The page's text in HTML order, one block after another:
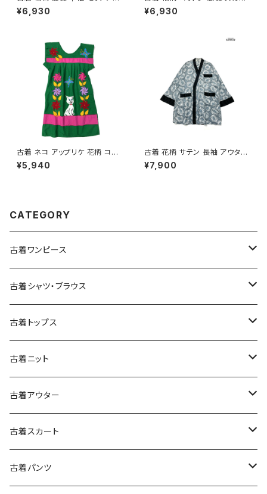
プ 青 (oa2607082)
¥6,930
ト 黄 (ba2607007)
¥6,930
古着 ネコ アップリケ 花柄 コッ
トン ミニ丈 半袖 ワンピース 緑
(oa2607077)
¥5,940
古着 花柄 サテン 長袖 アウター
羽織り 水色 (ttu2501122)
¥7,900
CATEGORY
古着ワンピース
古着長袖ワンピース
古着半袖ワンピース
古着ノースリーブワンピース
古着キャミソールワンピース
古着ベアトップワンピース
古着オールインワン
古着シャツ・ブラウス
古着長袖シャツ・ブラウス
古着半袖シャツ・ブラウス
古着ノースリーブシャツ・ブラウス
古着トップス
古着スウェット&パーカー
古着スウェット
古着パーカー
古着プルオーバー
古着長袖プルオーバー
古着半袖プルオーバー
古着Ｔシャツ
古着長袖Ｔシャツ
古着ベスト
古着ニット
古着セーター
古着カーディガン
古着半袖ニット
古着アウター
古着ライトジャケット
古着ライトコート
古着スカート
古着ロング丈スカート (丈76cm-)
古着パンツ